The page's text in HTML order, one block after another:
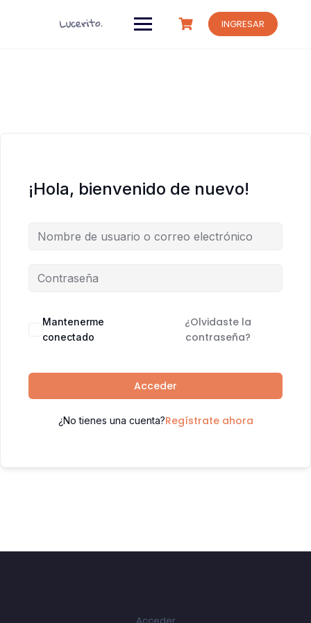
INGRESAR
¡Hola, bienvenido de nuevo!
Mantenerme
conectado
¿Olvidaste la
contraseña?
Acceder
¿No tienes una cuenta?Regístrate ahora